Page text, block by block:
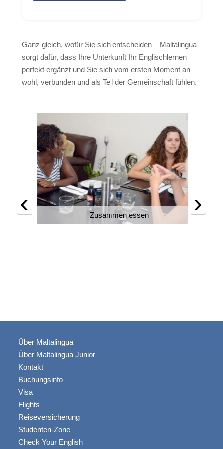
Ganz gleich, wofür Sie sich entscheiden – Maltalingua
sorgt dafür, dass Ihre Unterkunft Ihr Englischlernen
perfekt ergänzt und Sie sich vom ersten Moment an
wohl, verbunden und als Teil der Gemeinschaft fühlen.
Zusammen essen
‹ ›
Über Maltalingua
Über Maltalingua Junior
Kontakt
Buchungsinfo
Visa
Flights
Reiseversicherung
Studenten-Zone
Check Your English